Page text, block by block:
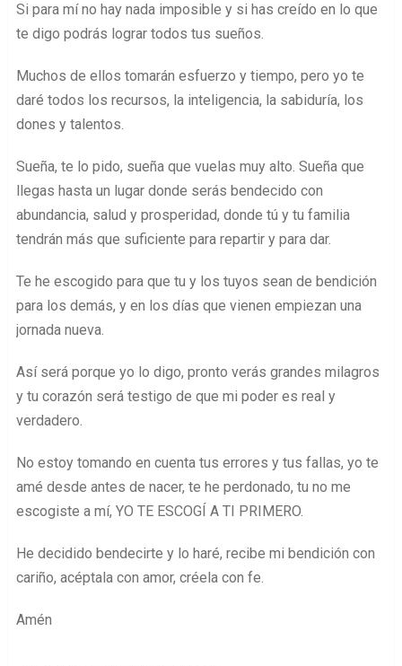
Si para mí no hay nada imposible y si has creído en lo que
te digo podrás lograr todos tus sueños.
Muchos de ellos tomarán esfuerzo y tiempo, pero yo te
daré todos los recursos, la inteligencia, la sabiduría, los
dones y talentos.
Sueña, te lo pido, sueña que vuelas muy alto. Sueña que
llegas hasta un lugar donde serás bendecido con
abundancia, salud y prosperidad, donde tú y tu familia
tendrán más que suficiente para repartir y para dar.
Te he escogido para que tu y los tuyos sean de bendición
para los demás, y en los días que vienen empiezan una
jornada nueva.
Así será porque yo lo digo, pronto verás grandes milagros
y tu corazón será testigo de que mi poder es real y
verdadero.
No estoy tomando en cuenta tus errores y tus fallas, yo te
amé desde antes de nacer, te he perdonado, tu no me
escogiste a mí, YO TE ESCOGÍ A TI PRIMERO.
He decidido bendecirte y lo haré, recibe mi bendición con
cariño, acéptala con amor, créela con fe.
Amén